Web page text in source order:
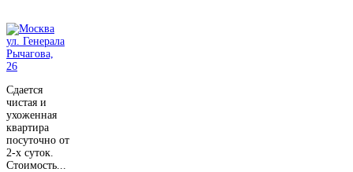
Сдается
чистая и
ухоженная
квартира
посуточно от
2-х суток.
Стоимость...